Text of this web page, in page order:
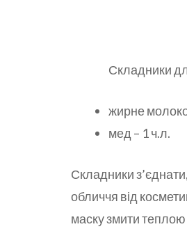
Складники
жирне
мед – 1 ч.л.
Складники
обличчя від
маску змити